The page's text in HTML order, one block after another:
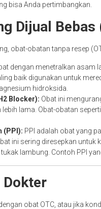
bisa Anda pertimbangkan.
Dijual Bebas
obat-obatan tanpa resep
dengan menetralkan asam
baik digunakan untuk
hidroksida.
Blocker): Obat ini
lebih lama. Obat-obatan
(PPI): PPI adalah obat yang
ini sering diresepkan
lambung. Contoh PPI
Dokter
obat OTC, atau jika